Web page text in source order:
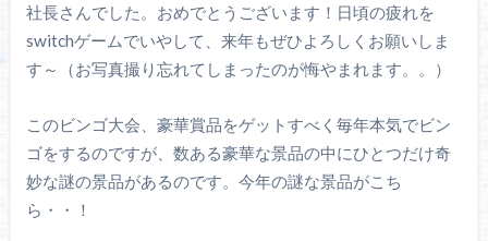
社長さんでした。おめでとうございます！日頃の疲れを
switchゲームでいやして、来年もぜひよろしくお願いしま
す～（お写真撮り忘れてしまったのが悔やまれます。。）
このビンゴ大会、豪華賞品をゲットすべく毎年本気でビン
ゴをするのですが、数ある豪華な景品の中にひとつだけ奇
妙な謎の景品があるのです。今年の謎な景品がこち
ら・・！